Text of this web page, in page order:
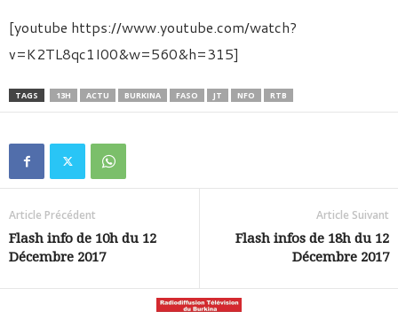
[youtube https://www.youtube.com/watch?
v=K2TL8qc1I00&w=560&h=315]
TAGS 13H ACTU BURKINA FASO JT NFO RTB
Article Précédent
Flash info de 10h du 12
Décembre 2017
Article Suivant
Flash infos de 18h du 12
Décembre 2017